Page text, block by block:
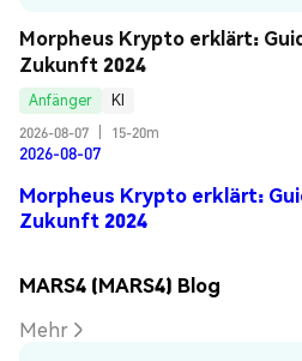
Morpheus Krypto erklärt:
Zukunft 2024
Anfänger
KI
2026-08-07
15-20m
2026-08-07
Morpheus Krypto erklärt:
Zukunft 2024
MARS4 (MARS4) Blog
Mehr